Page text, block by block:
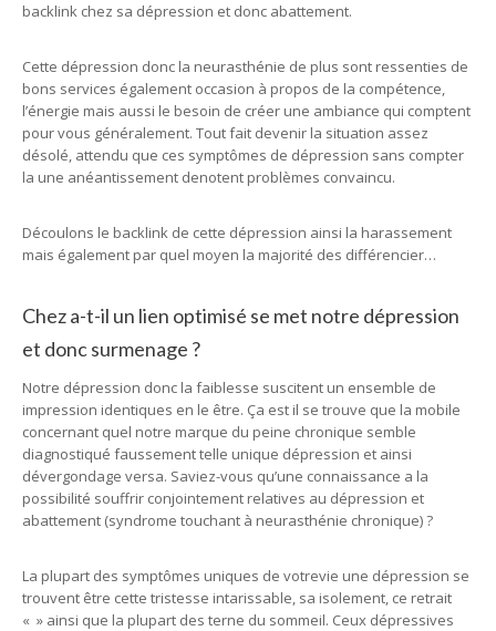
backlink chez sa dépression et donc abattement.
Cette dépression donc la neurasthénie de plus sont ressenties de
bons services également occasion à propos de la compétence,
l’énergie mais aussi le besoin de créer une ambiance qui comptent
pour vous généralement. Tout fait devenir la situation assez
désolé, attendu que ces symptômes de dépression sans compter
la une anéantissement denotent problèmes convaincu.
Découlons le backlink de cette dépression ainsi la harassement
mais également par quel moyen la majorité des différencier…
Chez a-t-il un lien optimisé se met notre dépression
et donc surmenage ?
Notre dépression donc la faiblesse suscitent un ensemble de
impression identiques en le être. Ça est il se trouve que la mobile
concernant quel notre marque du peine chronique semble
diagnostiqué faussement telle unique dépression et ainsi
dévergondage versa. Saviez-vous qu’une connaissance a la
possibilité souffrir conjointement relatives au dépression et
abattement (syndrome touchant à neurasthénie chronique) ?
La plupart des symptômes uniques de votrevie une dépression se
trouvent être cette tristesse intarissable, sa isolement, ce retrait
« » ainsi que la plupart des terne du sommeil. Ceux dépressives